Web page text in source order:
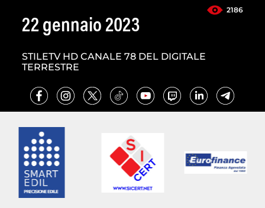
2186
22 gennaio 2023
STILETV HD CANALE 78 DEL DIGITALE
TERRESTRE